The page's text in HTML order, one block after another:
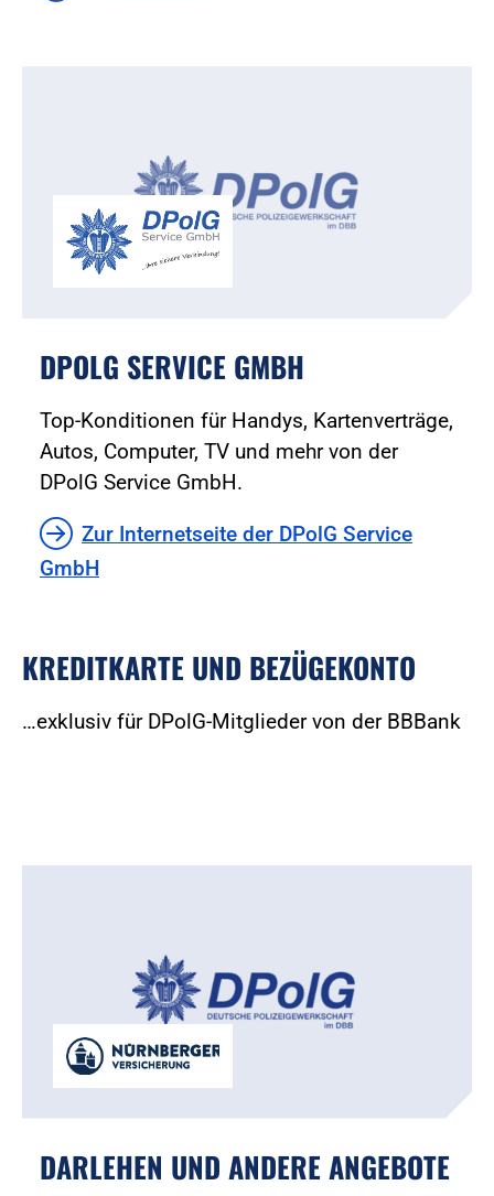
DPOLG SERVICE GMBH
Top-Konditionen für Handys, Kartenverträge,
Autos, Computer, TV und mehr von der
DPolG Service GmbH.
Zur Internetseite der DPolG Service
GmbH
KREDITKARTE UND BEZÜGEKONTO
…exklusiv für DPolG-Mitglieder von der BBBank
DARLEHEN UND ANDERE ANGEBOTE